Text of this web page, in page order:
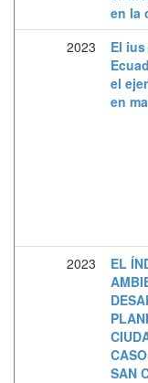
en la
2023
El
el
en
2023
EL
SAN